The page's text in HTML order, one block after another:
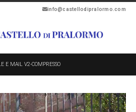
info@castellodipralormo.com
E MAIL V2-COMPRESSO